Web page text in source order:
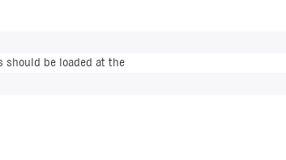
should be loaded at the